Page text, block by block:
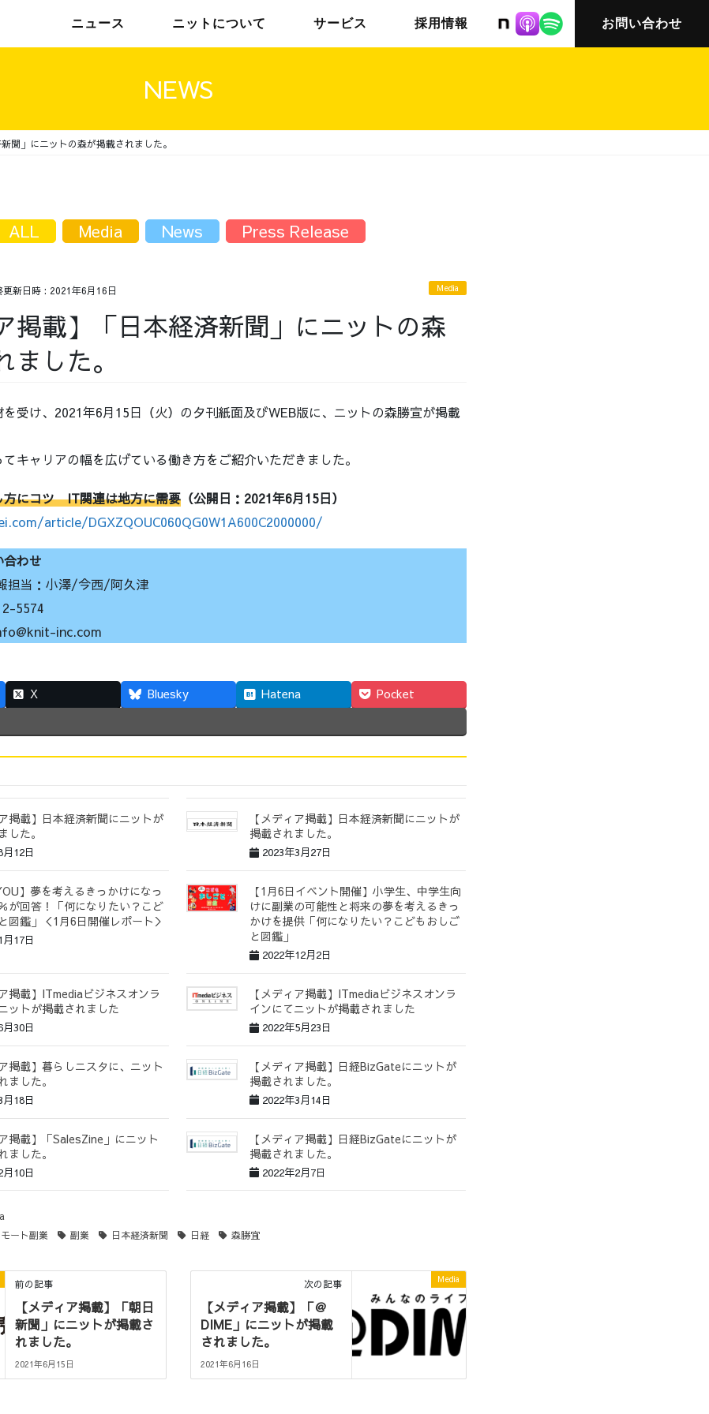
株式会社ニット
ニュース ニットについて サービス 採用情報 お問い合わせ
NEWS
聞」にニットの森が掲載されました。
新日時 : 2021年6月16日 Media
掲載】「日本経済新聞」にニットの森
ました。
受け、2021年6月15日（火）の夕刊紙面及びWEB版に、ニットの森勝宣が掲載
キャリアの幅を広げている働き方をご紹介いただきました。
方にコツ IT関連は地方に需要 （公開日：2021年6月15日）
article/DGXZQOUC060QG0W1A600C2000000/
わせ
担当：小澤/今西/阿久津
5574
inc.com
X Bluesky Hatena
Pocket
掲載】日本経済新聞にニットが
した。
12日
【メディア掲載】日本経済新聞にニットが
掲載されました。
2023年3月27日
】夢を考えるきっかけになっ
が回答！「何になりたい？こど
図鑑」＜1月6日開催レポート＞
17日
【1月6日イベント開催】小学生、中学生向
けに副業の可能性と将来の夢を考えるきっ
かけを提供「何になりたい？こどもおしご
と図鑑」
2022年12月2日
掲載】ITmediaビジネスオンラ
ットが掲載されました
30日
【メディア掲載】ITmediaビジネスオンラ
インにてニットが掲載されました
2022年5月23日
掲載】暮らしニスタに、ニット
ました。
18日
【メディア掲載】日経BizGateにニットが
掲載されました。
2022年3月14日
掲載】「SalesZine」にニット
ました。
10日
【メディア掲載】日経BizGateにニットが
掲載されました。
2022年2月7日
モート副業 副業 日本経済新聞 日経 森勝宜
前の記事
【メディア掲載】「朝日
新聞」にニットが掲載さ
れました。
2021年6月15日
Media
次の記事
【メディア掲載】「＠
DIME」にニットが掲載
されました。
2021年6月16日
ALL Media News Press Release